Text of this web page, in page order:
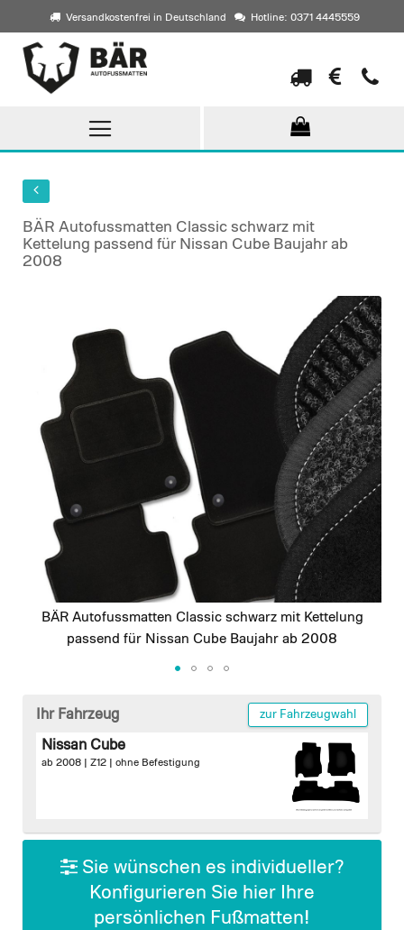
Versandkostenfrei in Deutschland Hotline: 0371 4445559
Direkt
zum
Inhalt
BÄR Autofussmatten Classic schwarz mit
Kettelung passend für Nissan Cube Baujahr ab
2008
images
gallery
BÄR Autofussmatten Classic schwarz mit Kettelung
passend für Nissan Cube Baujahr ab 2008
beginning
gallery
Ihr Fahrzeug zur Fahrzeugwahl
Nissan Cube
ab 2008 | Z12 | ohne Befestigung
Sie wünschen es individueller?
Konfigurieren Sie hier Ihre
persönlichen Fußmatten!